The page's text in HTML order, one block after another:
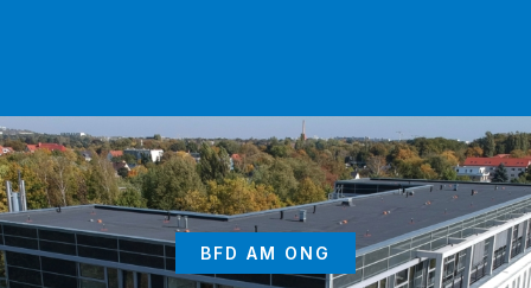
BFD AM ONG